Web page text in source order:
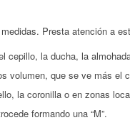
Presta atención a
cepillo, la ducha, la
volumen, que se ve más el
la coronilla o en zonas
formando una “M”.